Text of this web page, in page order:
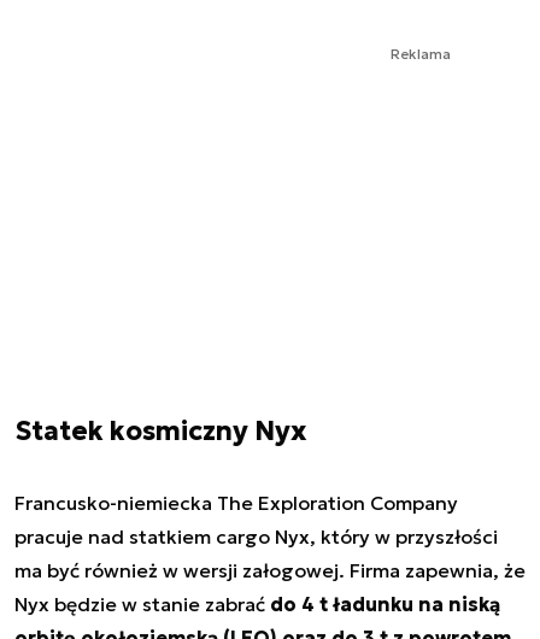
Reklama
Statek kosmiczny Nyx
Francusko-niemiecka The Exploration Company
pracuje nad statkiem cargo Nyx, który w przyszłości
ma być również w wersji załogowej. Firma zapewnia, że
Nyx będzie w stanie zabrać do 4 t ładunku na niską